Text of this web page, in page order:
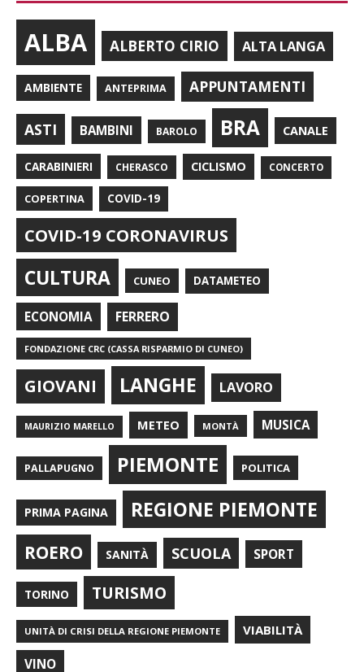
ALBA ALBERTO CIRIO ALTA LANGA
AMBIENTE ANTEPRIMA APPUNTAMENTI
ASTI BAMBINI BAROLO BRA CANALE
CARABINIERI CHERASCO CICLISMO CONCERTO
COPERTINA COVID-19
COVID-19 CORONAVIRUS
CULTURA CUNEO DATAMETEO
ECONOMIA FERRERO
FONDAZIONE CRC (CASSA RISPARMIO DI CUNEO)
GIOVANI LANGHE LAVORO
MAURIZIO MARELLO METEO MONTÀ MUSICA
PALLAPUGNO PIEMONTE POLITICA
PRIMA PAGINA REGIONE PIEMONTE
ROERO SANITÀ SCUOLA SPORT
TORINO TURISMO
UNITÀ DI CRISI DELLA REGIONE PIEMONTE VIABILITÀ
VINO